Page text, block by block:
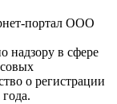
портал ООО
надзору в сфере
о регистрации